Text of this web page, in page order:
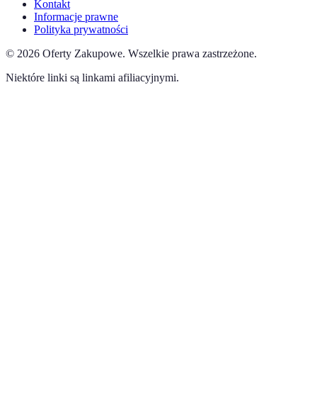
Kontakt
Informacje prawne
Polityka prywatności
© 2026 Oferty Zakupowe. Wszelkie prawa zastrzeżone.
Niektóre linki są linkami afiliacyjnymi.